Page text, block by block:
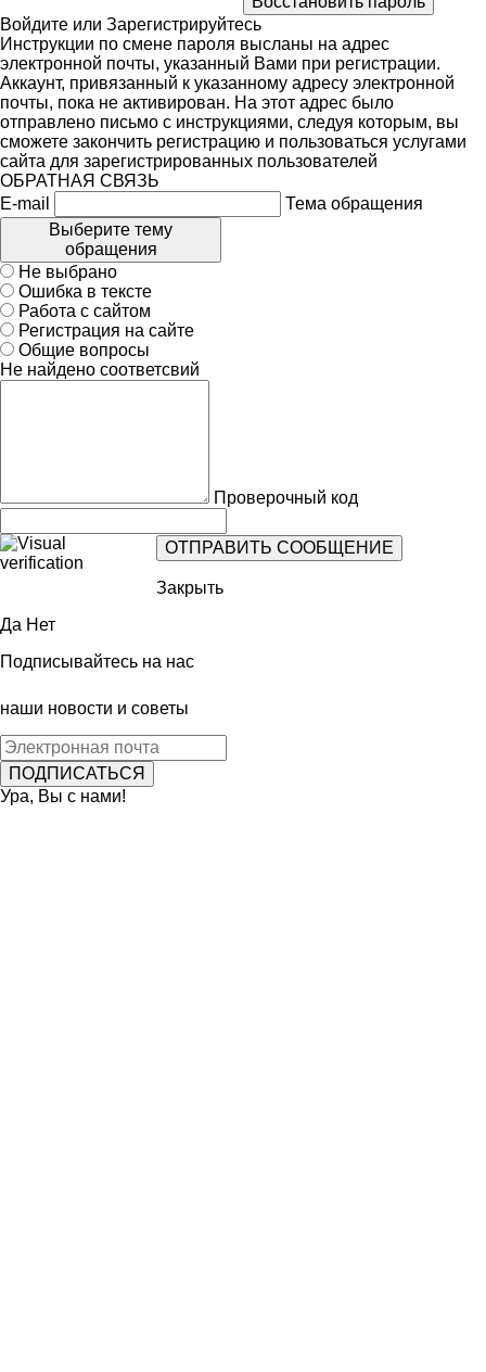
Войдите или Зарегистрируйтесь
Инструкции по смене пароля высланы на адрес
электронной почты, указанный Вами при регистрации.
Аккаунт, привязанный к указанному адресу электронной
почты, пока не активирован. На этот адрес было
отправлено письмо с инструкциями, следуя которым, вы
сможете закончить регистрацию и пользоваться услугами
сайта для зарегистрированных пользователей
ОБРАТНАЯ СВЯЗЬ
E-mail
Тема обращения
Выберите тему
обращения
Не выбрано
Ошибка в тексте
Работа с сайтом
Регистрация на сайте
Общие вопросы
Не найдено соответсвий
Проверочный код
Закрыть
Да Нет
Подписывайтесь на нас
наши новости и советы
Ура, Вы с нами!